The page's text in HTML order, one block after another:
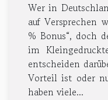
Wer in
auf Versprechen
% Bonus“, doch
im
entscheiden
Vorteil ist oder
haben viele...